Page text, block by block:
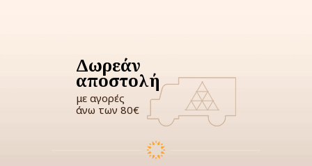
Δωρεάν
αποστολή
με αγορές
άνω των 80€